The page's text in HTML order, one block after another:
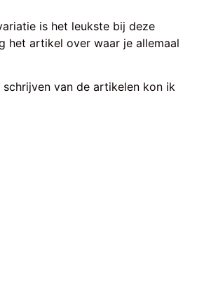
is het leukste bij deze
het artikel over waar je allemaal
van de artikelen kon ik